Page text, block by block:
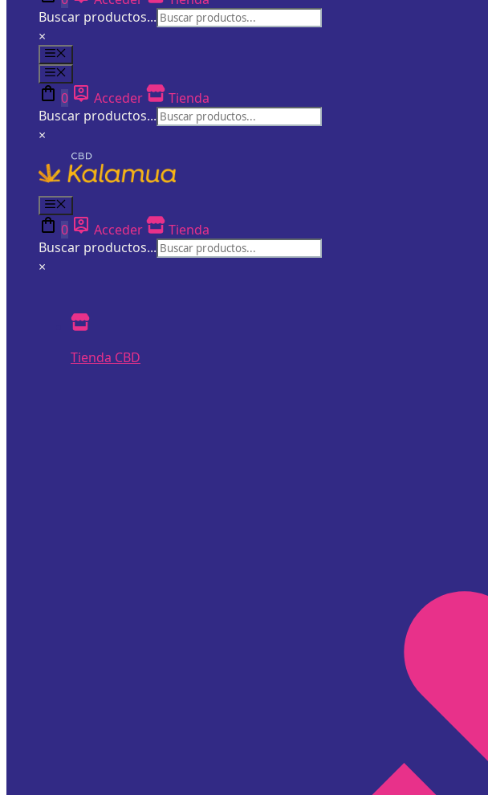
Buscar productos...
×
Menú
Menú
0 Acceder
Tienda
Buscar productos...
×
Menú
0 Acceder
Tienda
Buscar productos...
×
Tienda CBD